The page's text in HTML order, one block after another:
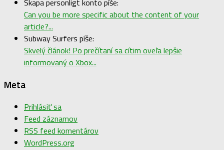
Skapa personligt konto píše:
Can you be more specific about the content of your
article?...
Subway Surfers píše:
Skvelý článok! Po prečítaní sa cítim oveľa lepšie
informovaný o Xbox...
Meta
Prihlásiť sa
Feed záznamov
RSS feed komentárov
WordPress.org